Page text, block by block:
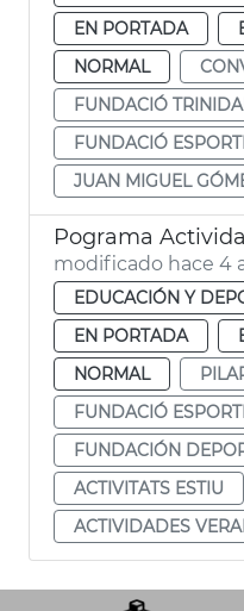
EN PORTADA
NORMAL
FUNDACIÓ
FUNDACIÓ
JUAN MIGUEL
Pograma
modificado hace 4
EDUCACIÓN Y
EN PORTADA
NORMAL
FUNDACIÓ
FUNDACIÓN
ACTIVITATS ESTIU
ACTIVIDADES